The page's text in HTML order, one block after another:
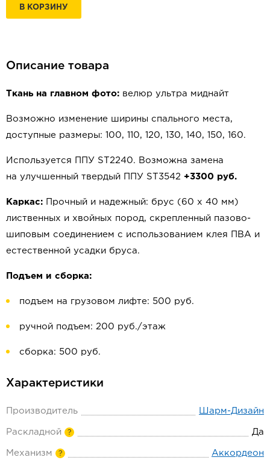
В КОРЗИНУ
Описание товара
Ткань на главном фото: велюр ультра миднайт
Возможно изменение ширины спального места,
доступные размеры: 100, 110, 120, 130, 140, 150, 160.
Используется ППУ ST2240. Возможна замена
на улучшенный твердый ППУ ST3542 +3300 руб.
Каркас: Прочный и надежный: брус (60 x 40 мм)
лиственных и хвойных пород, скрепленный пазово-
шиповым соединением с использованием клея ПВА и
естественной усадки бруса.
Подъем и сборка:
подъем на грузовом лифте: 500 руб.
ручной подъем: 200 руб./этаж
сборка: 500 руб.
Характеристики
Производитель Шарм-Дизайн
Раскладной ? Да
Механизм ? Аккордеон